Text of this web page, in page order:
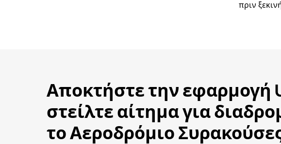
πριν
Αποκτήστε την εφαρμογή
στείλτε αίτημα για
το Αεροδρόμιο